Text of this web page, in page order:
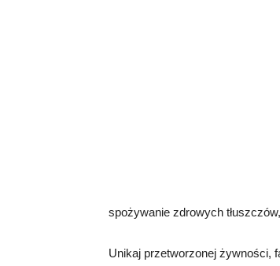
spożywanie zdrowych
Unikaj przetworzonej żywności,